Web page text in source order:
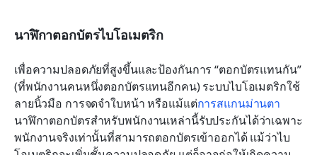
นาฬิกาตอกบัตรไบโอเมตริก
เพื่อความปลอดภัยที่สูงขึ้นและป้องกันการ “ตอกบัตรแทนกัน”
(ที่พนักงานคนหนึ่งตอกบัตรแทนอีกคน) ระบบไบโอเมตริกใช้
ลายนิ้วมือ การจดจำใบหน้า หรือแม้แต่การสแกนม่านตา
นาฬิกาตอกบัตรสำหรับพนักงานเหล่านี้รับประกันได้ว่าเฉพาะ
พนักงานจริงเท่านั้นที่สามารถตอกบัตรเข้าออกได้ แม้ว่าไบ